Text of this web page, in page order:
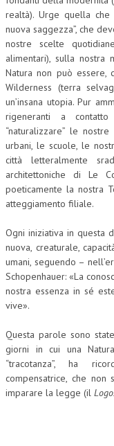
CRIMINOLOGIA
CFC E PARADISI
TRANSFER
AMMINISTRATIVA
TRIBUTARIA
GIURISPRUDENZA
EUROPEA
COSTITUZIONALE
CIVILE
TRIBUTARIA
ARCHIVIO EVENTI
CORSI ENTI TERZI
PUBBLICAZIONI
realtà). Urge quella che
nuova saggezza”, che
nostre scelte
alimentari), sulla nostra
Natura non può essere,
Wilderness (terra
un’insana utopia. Pur
rigeneranti a
“naturalizzare” le
urbani, le scuole, le
città letteralmente
architettoniche di Le
poeticamente la nostra
atteggiamento filiale.
Ogni iniziativa in questa
nuova, creaturale,
umani, seguendo –
Schopenhauer: «La
nostra essenza in sé
vive».
Questa parole sono
giorni in cui una
“tracotanza”, ha
compensatrice, che
imparare la legge (il